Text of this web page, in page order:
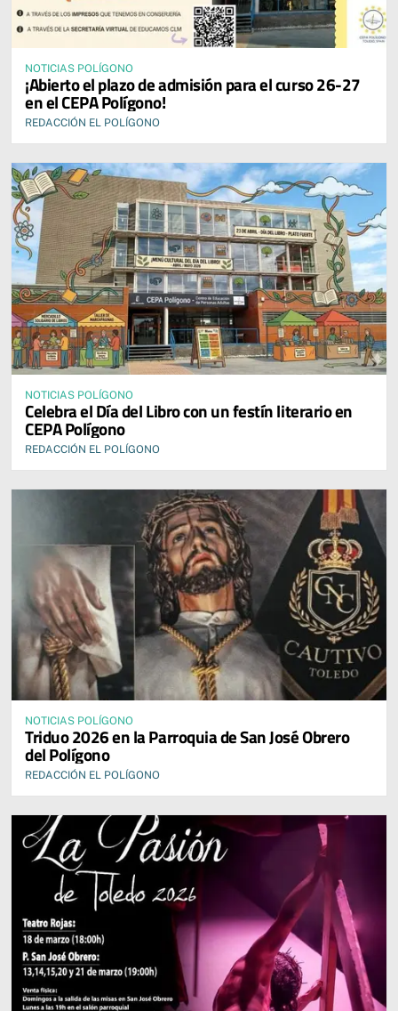
NOTICIAS POLÍGONO
¡Abierto el plazo de admisión para el curso 26-27
en el CEPA Polígono!
REDACCIÓN EL POLÍGONO
NOTICIAS POLÍGONO
Celebra el Día del Libro con un festín literario en
CEPA Polígono
REDACCIÓN EL POLÍGONO
NOTICIAS POLÍGONO
Triduo 2026 en la Parroquia de San José Obrero
del Polígono
REDACCIÓN EL POLÍGONO